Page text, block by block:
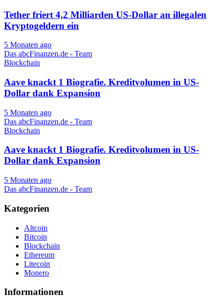
Tether friert 4,2 Milliarden US-Dollar an illegalen
Kryptogeldern ein
5 Monaten ago
Das abcFinanzen.de - Team
Blockchain
Aave knackt 1 Biografie. Kreditvolumen in US-
Dollar dank Expansion
5 Monaten ago
Das abcFinanzen.de - Team
Blockchain
Aave knackt 1 Biografie. Kreditvolumen in US-
Dollar dank Expansion
5 Monaten ago
Das abcFinanzen.de - Team
Kategorien
Altcoin
Bitcoin
Blockchain
Ethereum
Litecoin
Monero
Informationen